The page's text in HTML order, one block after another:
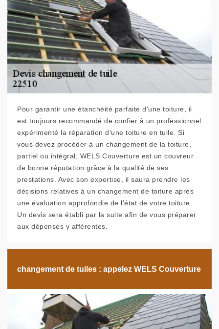
Pour garantir une étanchéité parfaite d’une toiture, il
est toujours recommandé de confier à un professionnel
expérimenté la réparation d’une toiture en tuile. Si
vous devez procéder à un changement de la toiture,
partiel ou intégral, WELS Couverture est un couvreur
de bonne réputation grâce à la qualité de ses
prestations. Avec son expertise, il saura prendre les
décisions relatives à un changement de toiture après
une évaluation approfondie de l’état de votre toiture.
Un devis sera établi par la suite afin de vous préparer
aux dépenses y afférentes.
changement de tuiles : appelez WELS Couverture